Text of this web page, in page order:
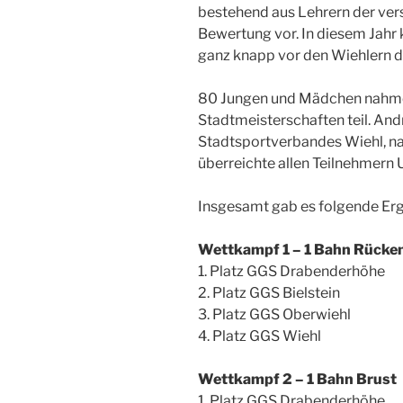
bestehend aus Lehrern der
Bewertung vor. In diesem
ganz knapp vor den Wiehlern
80 Jungen und Mädchen
Stadtmeisterschaften teil.
Stadtsportverbandes Wiehl,
überreichte allen Teilnehmern
Insgesamt gab es folgende
Wettkampf 1 – 1 Bahn
1. Platz GGS Drabenderhöhe
2. Platz GGS Bielstein
3. Platz GGS Oberwiehl
4. Platz GGS Wiehl
Wettkampf 2 – 1 Bahn Brust